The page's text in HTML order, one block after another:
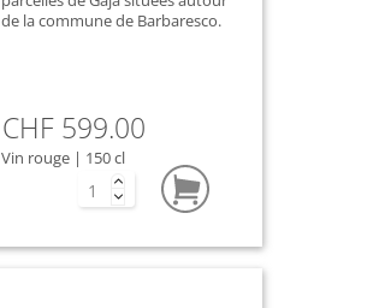
de la commune de Barbaresco.
CHF 599.00
Vin rouge | 150 cl